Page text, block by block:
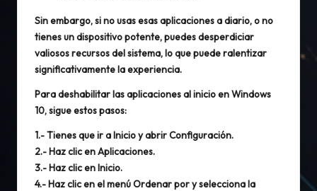
Sin embargo, si no usas esas aplicaciones a diario, o no
tienes un dispositivo potente, puedes desperdiciar
valiosos recursos del sistema, lo que puede ralentizar
significativamente la experiencia.
Para deshabilitar las aplicaciones al inicio en Windows
10, sigue estos pasos:
1.- Tienes que ir aInicioy abrirConfiguración.
2.- Haz clic enAplicaciones.
3.- Haz clic enInicio.
4.- Haz clic en el menúOrdenar pory selecciona la